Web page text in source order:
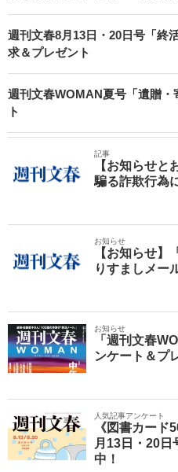
週刊文春8月13日・20日号「終
求＆プレゼント
週刊文春WOMAN夏号「遺贈
ト
記事
【お知らせと
騙る詐欺行為
お知らせ
【お知らせ】
りすましメー
お知らせ
「週刊文春
ンケート＆プ
人気記事アンケート
《図書カード
月13日・20日
中！